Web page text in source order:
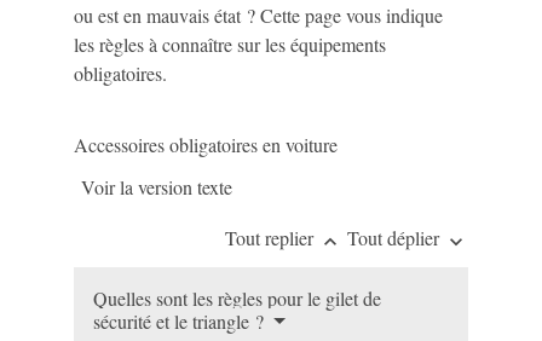
ou est en mauvais état ? Cette page vous indique
les règles à connaître sur les équipements
obligatoires.
Accessoires obligatoires en voiture
Voir la version texte
Tout replier keyboard_arrow_up Tout déplier keyboard_arrow_down
Quelles sont les règles pour le gilet de
sécurité et le triangle ?